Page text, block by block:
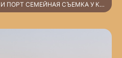
ДЕНЬ. КОЛОРИТНЫЕ УЛОЧКИ И ПОРТ СЕМЕЙНАЯ СЪЕМКА У КРЕПОСТИ АЛАНИЯ. АЛАНЬЯ